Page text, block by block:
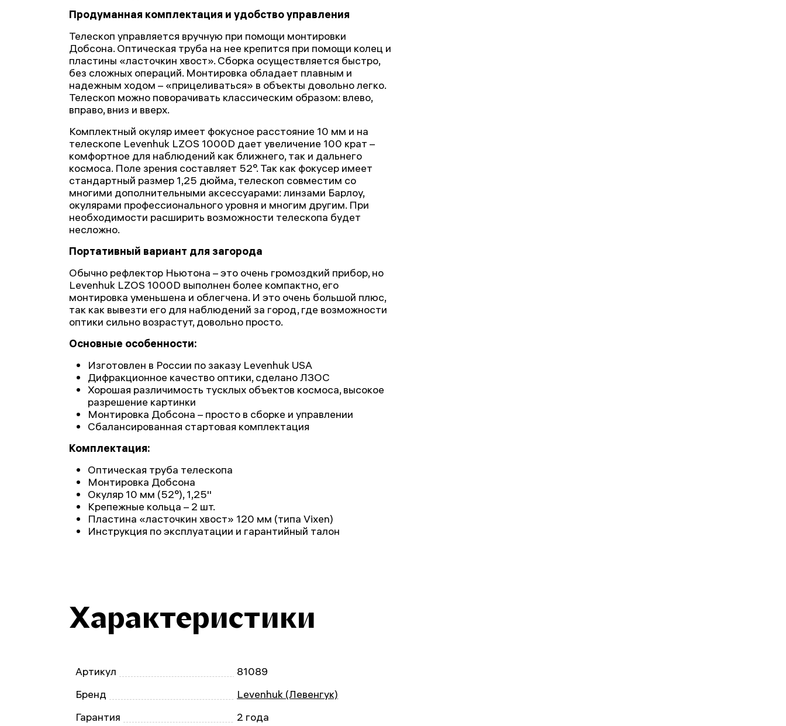
Продуманная комплектация и удобство управления
Телескоп управляется вручную при помощи монтировки
Добсона. Оптическая труба на нее крепится при помощи колец и
пластины «ласточкин хвост». Сборка осуществляется быстро,
без сложных операций. Монтировка обладает плавным и
надежным ходом – «прицеливаться» в объекты довольно легко.
Телескоп можно поворачивать классическим образом: влево,
вправо, вниз и вверх.
Комплектный окуляр имеет фокусное расстояние 10 мм и на
телескопе Levenhuk LZOS 1000D дает увеличение 100 крат –
комфортное для наблюдений как ближнего, так и дальнего
космоса. Поле зрения составляет 52°. Так как фокусер имеет
стандартный размер 1,25 дюйма, телескоп совместим со
многими дополнительными аксессуарами: линзами Барлоу,
окулярами профессионального уровня и многим другим. При
необходимости расширить возможности телескопа будет
несложно.
Портативный вариант для загорода
Обычно рефлектор Ньютона – это очень громоздкий прибор, но
Levenhuk LZOS 1000D выполнен более компактно, его
монтировка уменьшена и облегчена. И это очень большой плюс,
так как вывезти его для наблюдений за город, где возможности
оптики сильно возрастут, довольно просто.
Основные особенности:
Изготовлен в России по заказу Levenhuk USA
Дифракционное качество оптики, сделано ЛЗОС
Хорошая различимость тусклых объектов космоса, высокое
разрешение картинки
Монтировка Добсона – просто в сборке и управлении
Сбалансированная стартовая комплектация
Комплектация:
Оптическая труба телескопа
Монтировка Добсона
Окуляр 10 мм (52°), 1,25''
Крепежные кольца – 2 шт.
Пластина «ласточкин хвост» 120 мм (типа Vixen)
Инструкция по эксплуатации и гарантийный талон
Характеристики
Артикул
81089
Бренд
Levenhuk (Левенгук)
Гарантия
2 года